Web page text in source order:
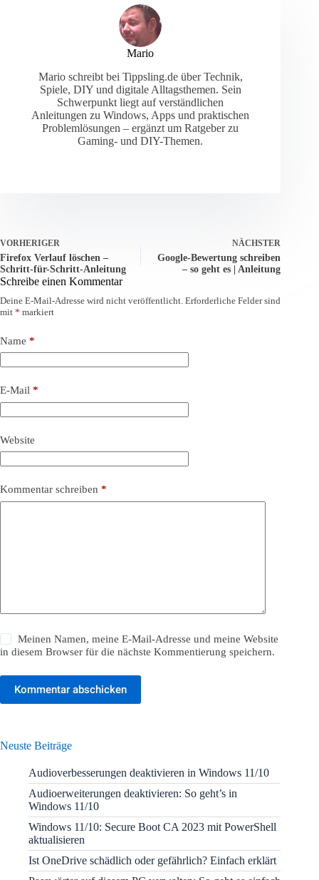
Mario
Mario schreibt bei Tippsling.de über Technik,
Spiele, DIY und digitale Alltagsthemen. Sein
Schwerpunkt liegt auf verständlichen
Anleitungen zu Windows, Apps und praktischen
Problemlösungen – ergänzt um Ratgeber zu
Gaming- und DIY-Themen.
VORHERIGER
Firefox Verlauf löschen –
Schritt-für-Schritt-Anleitung
NÄCHSTER
Google-Bewertung schreiben
– so geht es | Anleitung
Schreibe einen Kommentar
Deine E-Mail-Adresse wird nicht veröffentlicht. Erforderliche Felder sind
mit * markiert
Name *
E-Mail *
Website
Kommentar schreiben *
Meinen Namen, meine E-Mail-Adresse und meine Website
in diesem Browser für die nächste Kommentierung speichern.
Kommentar abschicken
Neuste Beiträge
Audioverbesserungen deaktivieren in Windows 11/10
Audioerweiterungen deaktivieren: So geht’s in
Windows 11/10
Windows 11/10: Secure Boot CA 2023 mit PowerShell
aktualisieren
Ist OneDrive schädlich oder gefährlich? Einfach erklärt